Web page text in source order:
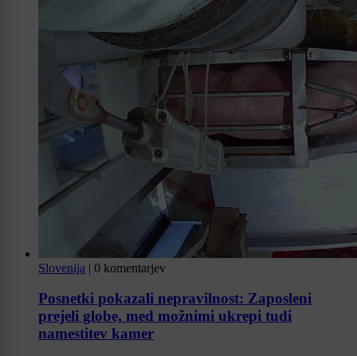
Slovenija | 0 komentarjev
Posnetki pokazali nepravilnost: Zaposleni
prejeli globe, med možnimi ukrepi tudi
namestitev kamer